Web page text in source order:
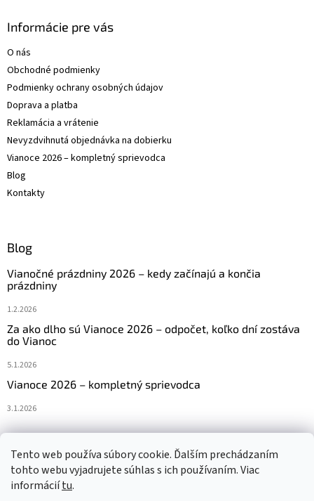
Tento web používa súbory cookie. Ďalším prechádzaním
tohto webu vyjadrujete súhlas s ich používaním. Viac
informáciítu.
Informácie pre vás
O nás
Obchodné podmienky
Podmienky ochrany osobných údajov
Doprava a platba
Reklamácia a vrátenie
Nevyzdvihnutá objednávka na dobierku
Vianoce 2026 – kompletný sprievodca
Blog
Kontakty
Blog
Vianočné prázdniny 2026 – kedy začínajú a končia
prázdniny
1.2.2026
Za ako dlho sú Vianoce 2026 – odpočet, koľko dní zostáva
do Vianoc
5.1.2026
Vianoce 2026 – kompletný sprievodca
3.1.2026
Navštívte aj náš český e-shop www.vanocniretezy.cz